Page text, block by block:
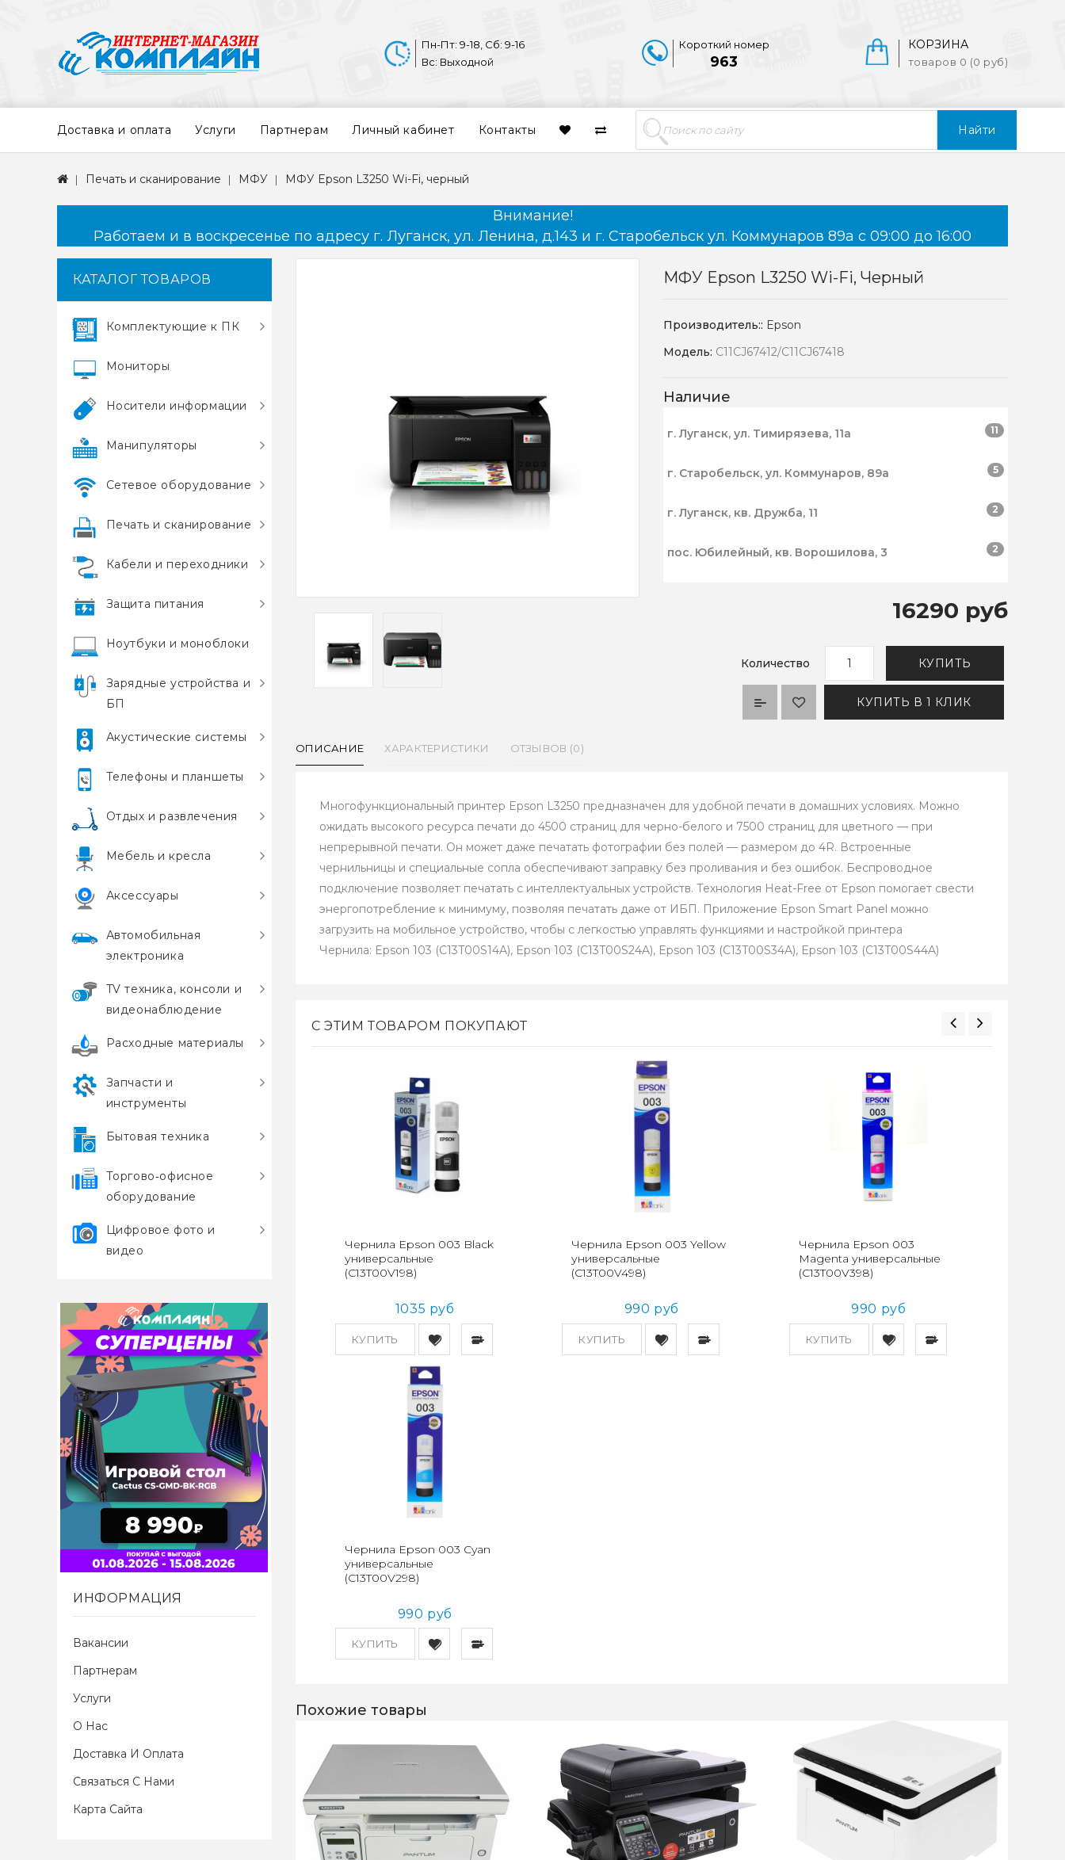
Найти
КОРЗИНА
товаров 0 (0 руб)
Короткий номер
963
Пн-Пт: 9-18, Сб: 9-16
Вс: Выходной
Доставка и оплата Услуги Партнерам Личный кабинет Контакты
Печать и сканирование МФУ МФУ Epson L3250 Wi-Fi, черный
Внимание!
Работаем и в воскресенье по адресу г. Луганск, ул. Ленина, д.143 и г. Старобельск ул. Коммунаров 89а с 09:00 до 16:00
КАТАЛОГ ТОВАРОВ
Комплектующие к ПК
Мониторы
Носители информации
Манипуляторы
Сетевое оборудование
Печать и сканирование
Кабели и переходники
Защита питания
Ноутбуки и моноблоки
Зарядные устройства и
БП
Акустические системы
Телефоны и планшеты
Отдых и развлечения
Мебель и кресла
Аксессуары
Автомобильная
электроника
TV техника, консоли и
видеонаблюдение
Расходные материалы
Запчасти и
инструменты
Бытовая техника
Торгово‑офисное
оборудование
Цифровое фото и
видео
ИНФОРМАЦИЯ
Вакансии
Партнерам
Услуги
О Нас
Доставка И Оплата
Связаться С Нами
Карта Сайта
МФУ Epson L3250 Wi-Fi, Черный
Производитель:: Epson
Модель: C11CJ67412/C11CJ67418
Наличие
г. Луганск, ул. Тимирязева, 11а 11
г. Старобельск, ул. Коммунаров, 89а 5
г. Луганск, кв. Дружба, 11 2
пос. Юбилейный, кв. Ворошилова, 3 2
16290 руб
Количество КУПИТЬ
КУПИТЬ В 1 КЛИК
ОПИСАНИЕ ХАРАКТЕРИСТИКИ ОТЗЫВОВ (0)
Многофункциональный принтер Epson L3250 предназначен для удобной печати в домашних условиях. Можно
ожидать высокого ресурса печати до 4500 страниц для черно-белого и 7500 страниц для цветного — при
непрерывной печати. Он может даже печатать фотографии без полей — размером до 4R. Встроенные
чернильницы и специальные сопла обеспечивают заправку без проливания и без ошибок. Беспроводное
подключение позволяет печатать с интеллектуальных устройств. Технология Heat-Free от Epson помогает свести
энергопотребление к минимуму, позволяя печатать даже от ИБП. Приложение Epson Smart Panel можно
загрузить на мобильное устройство, чтобы с легкостью управлять функциями и настройкой принтера
Чернила: Epson 103 (C13T00S14A), Epson 103 (C13T00S24A), Epson 103 (C13T00S34A), Epson 103 (C13T00S44A)
С ЭТИМ ТОВАРОМ ПОКУПАЮТ
КУПИТЬ
Чернила Epson 003 Black
универсальные
(C13T00V198)
1035 руб
КУПИТЬ
Чернила Epson 003 Yellow
универсальные
(C13T00V498)
990 руб
КУПИТЬ
Чернила Epson 003
Magenta универсальные
(C13T00V398)
990 руб
КУПИТЬ
Чернила Epson 003 Cyan
универсальные
(C13T00V298)
990 руб
Похожие товары